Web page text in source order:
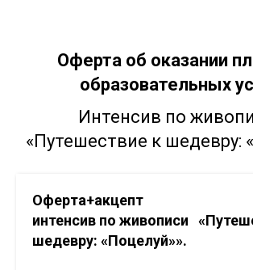
Оферта об оказании
образовательных
Интенсив по
«Путешествие к шедевру:
Оферта+акцепт
интенсив по живописи
шедевру: «Поцелуй»».